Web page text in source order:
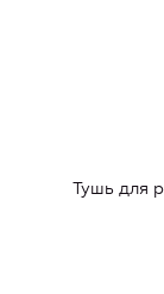
Тушь для